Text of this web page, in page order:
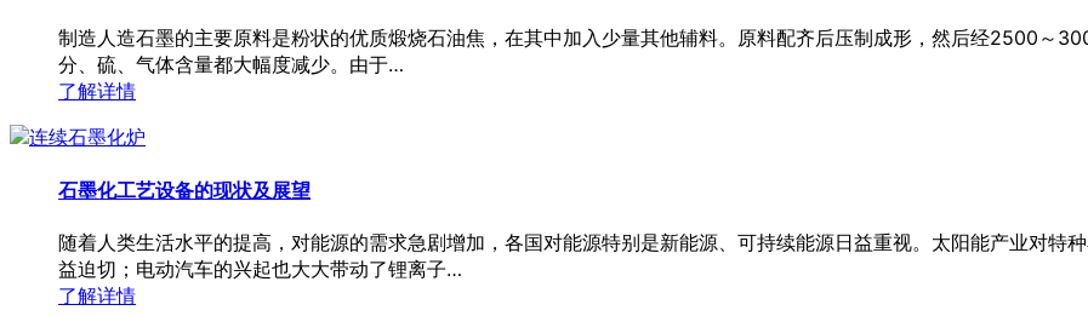
制造人造石墨的主要原料是粉状的优质煅烧石油焦，在其中加入少量其他辅料。原料配齐后压制成形，然后经2500～
分、硫、气体含量都大幅度减少。由于…
了解详情
石墨化工艺设备的现状及展望
随着人类生活水平的提高，对能源的需求急剧增加，各国对能源特别是新能源、可持续能源日益重视。太阳能产业对特
益迫切；电动汽车的兴起也大大带动了锂离子…
了解详情